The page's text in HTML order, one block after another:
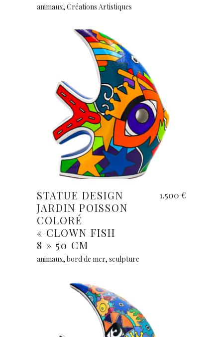
animaux, Créations Artistiques
Ajouter au panier
STATUE DESIGN
JARDIN POISSON
COLORÉ
« CLOWN FISH
8 » 50 CM
1.500 €
animaux, bord de mer, sculpture